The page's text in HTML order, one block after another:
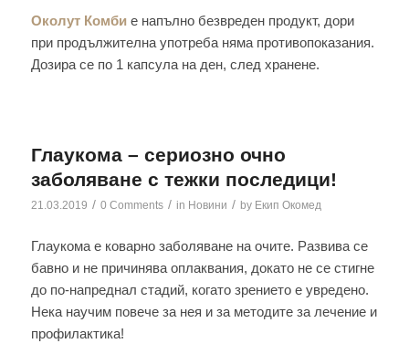
Околут Комбие напълно безвреден продукт, дори
при продължителна употреба няма противопоказания.
Дозира се по 1 капсула на ден, след хранене.
Глаукома – сериозно очно
заболяване с тежки последици!
21.03.2019 / 0 Comments / in Новини / by Екип Окомед
Глаукома е коварно заболяване на очите. Развива се
бавно и не причинява оплаквания, докато не се стигне
до по-напреднал стадий, когато зрението е увредено.
Нека научим повече за нея и за методите за лечение и
профилактика!